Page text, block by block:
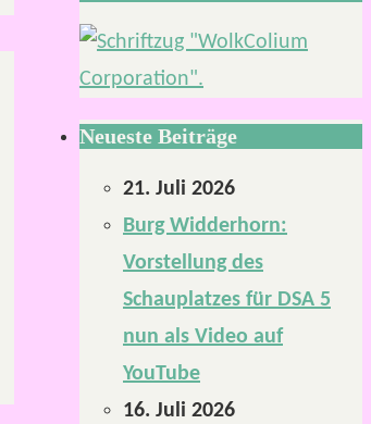
Neueste Beiträge
21. Juli 2026
Burg Widderhorn:
Vorstellung des
Schauplatzes für DSA 5
nun als Video auf
YouTube
16. Juli 2026